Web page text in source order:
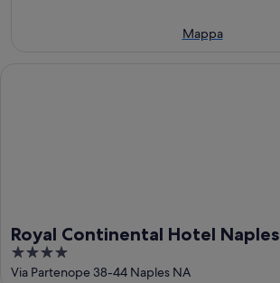
Mappa
Royal Continental Hotel Naples
4
out
Via Partenope 38-44 Naples NA